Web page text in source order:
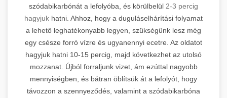
szódabikarbónát a lefolyóba, és körülbelül 2-3 percig
hagyjuk hatni. Ahhoz, hogy a duguláselhárítási folyamat
a lehető leghatékonyabb legyen, szükségünk lesz még
egy csésze forró vízre és ugyanennyi ecetre. Az oldatot
hagyjuk hatni 10-15 percig, majd következhet az utolsó
mozzanat. Újból forraljunk vizet, ám ezúttal nagyobb
mennyiségben, és bátran öblítsük át a lefolyót, hogy
távozzon a szennyeződés, valamint a szódabikarbóna